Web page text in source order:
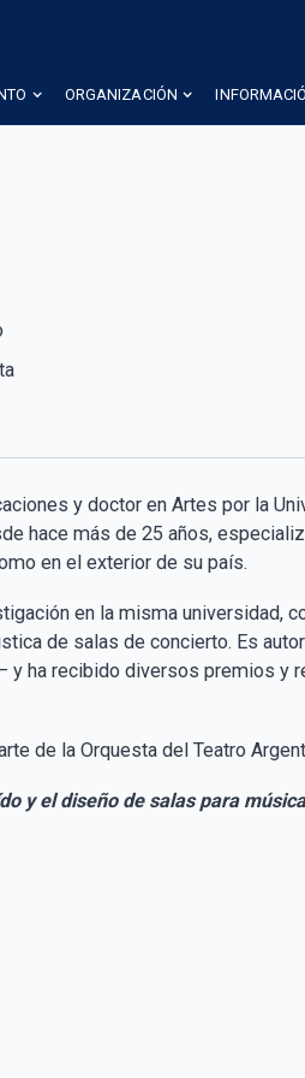
ORGANIZACIÓN
y doctor en Artes por la
hace más de 25 años,
en el exterior de su país.
en la misma universidad,
de salas de concierto. Es
ha recibido diversos premios y
de la Orquesta del Teatro
y el diseño de salas para